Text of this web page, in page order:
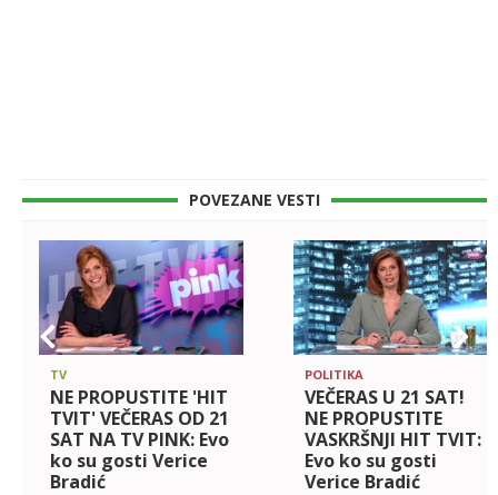
POVEZANE VESTI
TV
NE PROPUSTITE 'HIT
TVIT' VEČERAS OD 21
SAT NA TV PINK: Evo
ko su gosti Verice
Bradić
POLITIKA
VEČERAS U 21 SAT!
NE PROPUSTITE
VASKRŠNJI HIT TVIT:
Evo ko su gosti
Verice Bradić